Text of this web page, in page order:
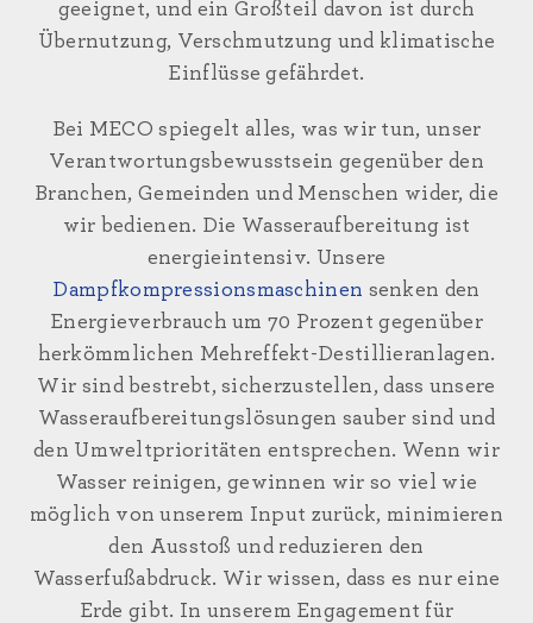
geeignet, und ein Großteil davon ist durch
Übernutzung, Verschmutzung und klimatische
Einflüsse gefährdet.
Bei MECO spiegelt alles, was wir tun, unser
Verantwortungsbewusstsein gegenüber den
Branchen, Gemeinden und Menschen wider, die
wir bedienen. Die Wasseraufbereitung ist
energieintensiv. Unsere
Dampfkompressionsmaschinen senken den
Energieverbrauch um 70 Prozent gegenüber
herkömmlichen Mehreffekt-Destillieranlagen.
Wir sind bestrebt, sicherzustellen, dass unsere
Wasseraufbereitungslösungen sauber sind und
den Umweltprioritäten entsprechen. Wenn wir
Wasser reinigen, gewinnen wir so viel wie
möglich von unserem Input zurück, minimieren
den Ausstoß und reduzieren den
Wasserfußabdruck. Wir wissen, dass es nur eine
Erde gibt. In unserem Engagement für